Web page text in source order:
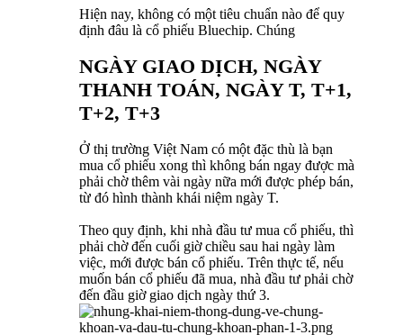
Hiện nay, không có một tiêu chuẩn nào để quy
định đâu là cổ phiếu Bluechip. Chúng
NGÀY GIAO DỊCH, NGÀY
THANH TOÁN, NGÀY T, T+1,
T+2, T+3
Ở thị trường Việt Nam có một đặc thù là bạn
mua cổ phiếu xong thì không bán ngay được mà
phải chờ thêm vài ngày nữa mới được phép bán,
từ đó hình thành khái niệm ngày T.
Theo quy định, khi nhà đầu tư mua cổ phiếu, thì
phải chờ đến cuối giờ chiều sau hai ngày làm
việc, mới được bán cổ phiếu. Trên thực tế, nếu
muốn bán cổ phiếu đã mua, nhà đầu tư phải chờ
đến đầu giờ giao dịch ngày thứ 3.